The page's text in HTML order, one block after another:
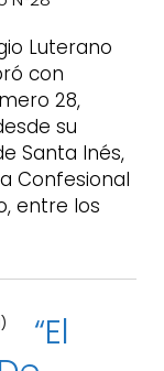
Luterano
con
28,
su
Santa Inés,
Confesional
entre los
“El